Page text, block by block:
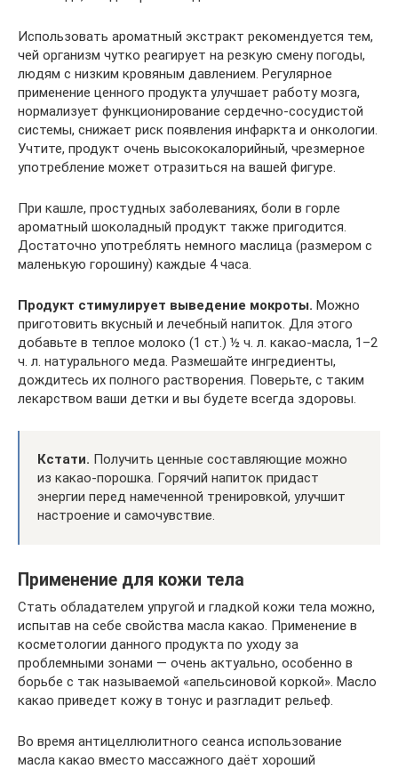
Использовать ароматный экстракт рекомендуется тем,
чей организм чутко реагирует на резкую смену погоды,
людям с низким кровяным давлением. Регулярное
применение ценного продукта улучшает работу мозга,
нормализует функционирование сердечно-сосудистой
системы, снижает риск появления инфаркта и онкологии.
Учтите, продукт очень высококалорийный, чрезмерное
употребление может отразиться на вашей фигуре.
При кашле, простудных заболеваниях, боли в горле
ароматный шоколадный продукт также пригодится.
Достаточно употреблять немного маслица (размером с
маленькую горошину) каждые 4 часа.
Продукт стимулирует выведение мокроты. Можно
приготовить вкусный и лечебный напиток. Для этого
добавьте в теплое молоко (1 ст.) ½ ч. л. какао-масла, 1–2
ч. л. натурального меда. Размешайте ингредиенты,
дождитесь их полного растворения. Поверьте, с таким
лекарством ваши детки и вы будете всегда здоровы.
Кстати. Получить ценные составляющие можно
из какао-порошка. Горячий напиток придаст
энергии перед намеченной тренировкой, улучшит
настроение и самочувствие.
Применение для кожи тела
Стать обладателем упругой и гладкой кожи тела можно,
испытав на себе свойства масла какао. Применение в
косметологии данного продукта по уходу за
проблемными зонами — очень актуально, особенно в
борьбе с так называемой «апельсиновой коркой». Масло
какао приведет кожу в тонус и разгладит рельеф.
Во время антицеллюлитного сеанса использование
масла какао вместо массажного даёт хороший